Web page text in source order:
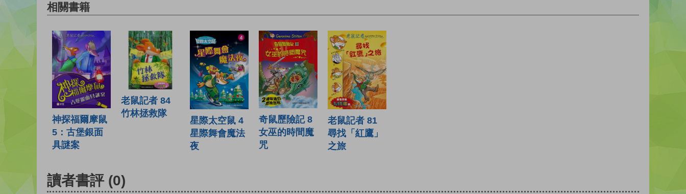
相關書籍
神探福爾摩鼠
5：古堡銀面
具謎案
老鼠記者 84
竹林拯救隊
星際太空鼠 4
星際舞會魔法
夜
奇鼠歷險記 8
女巫的時間魔
咒
老鼠記者 81
尋找「紅鷹」
之旅
讀者書評 (0)